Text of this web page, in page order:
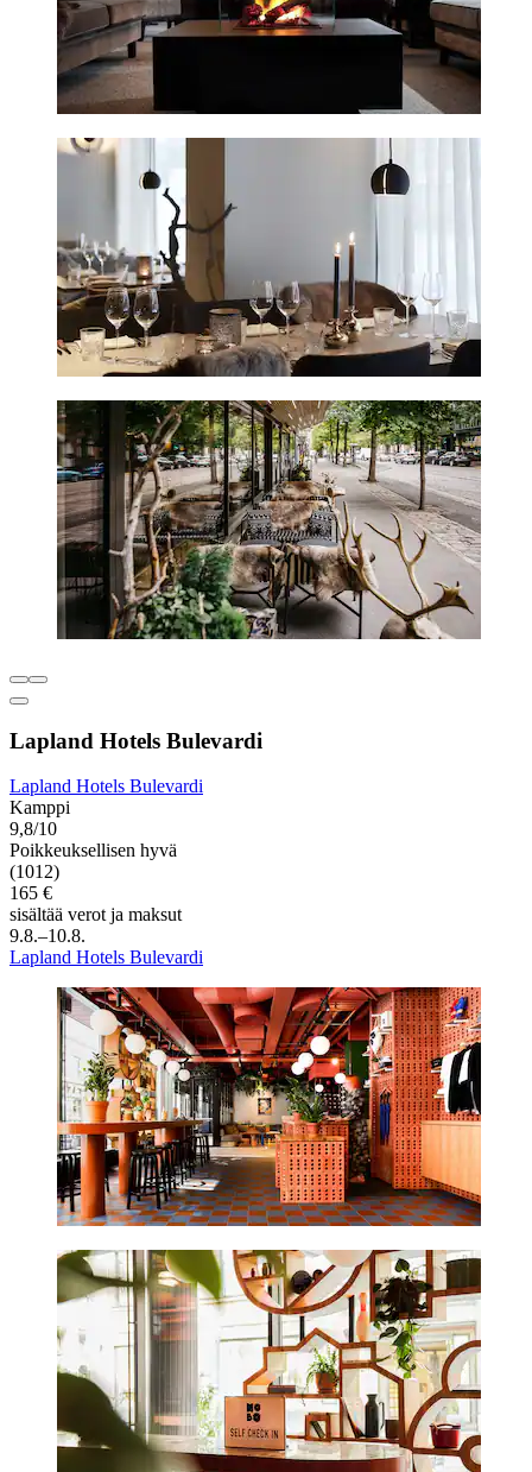
Lapland Hotels Bulevardi
Lapland Hotels Bulevardi
Kamppi
9,8/10
Poikkeuksellisen hyvä
(1012)
165 €
sisältää verot ja maksut
9.8.–10.8.
Lapland Hotels Bulevardi